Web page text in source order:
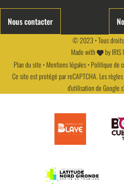
Nous contacter
© 2023 • Tous
Made with
byIRIS
Plan du site •Mentions légales•Politique de
Ce site est protégé par reCAPTCHA. Les
d'utilisationde Google